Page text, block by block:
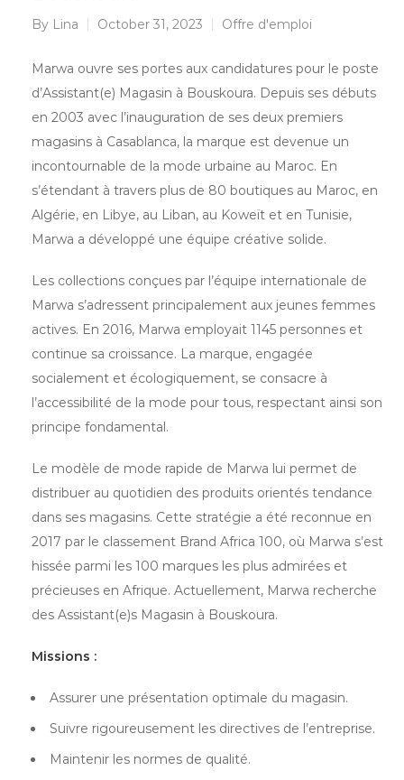
By Lina October 31, 2023 Offre d'emploi
Marwa ouvre ses portes aux candidatures pour le poste
d’Assistant(e) Magasin à Bouskoura. Depuis ses débuts
en 2003 avec l’inauguration de ses deux premiers
magasins à Casablanca, la marque est devenue un
incontournable de la mode urbaine au Maroc. En
s’étendant à travers plus de 80 boutiques au Maroc, en
Algérie, en Libye, au Liban, au Koweït et en Tunisie,
Marwa a développé une équipe créative solide.
Les collections conçues par l’équipe internationale de
Marwa s’adressent principalement aux jeunes femmes
actives. En 2016, Marwa employait 1145 personnes et
continue sa croissance. La marque, engagée
socialement et écologiquement, se consacre à
l’accessibilité de la mode pour tous, respectant ainsi son
principe fondamental.
Le modèle de mode rapide de Marwa lui permet de
distribuer au quotidien des produits orientés tendance
dans ses magasins. Cette stratégie a été reconnue en
2017 par le classement Brand Africa 100, où Marwa s’est
hissée parmi les 100 marques les plus admirées et
précieuses en Afrique. Actuellement, Marwa recherche
des Assistant(e)s Magasin à Bouskoura.
Missions :
Assurer une présentation optimale du magasin.
Suivre rigoureusement les directives de l’entreprise.
Maintenir les normes de qualité.